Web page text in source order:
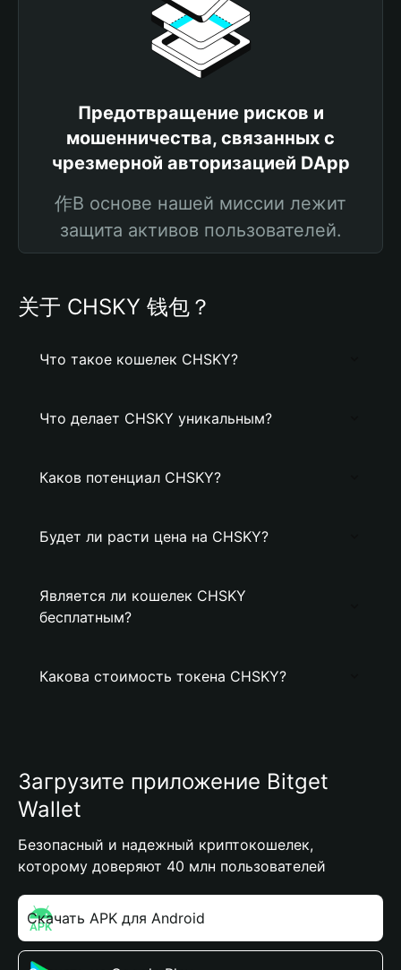
Предотвращение рисков и
мошенничества, связанных с
чрезмерной авторизацией DApp
作В основе нашей миссии лежит
защита активов пользователей.
关于 CHSKY 钱包？
Что такое кошелек CHSKY?
Что делает CHSKY уникальным?
Каков потенциал CHSKY?
Будет ли расти цена на CHSKY?
Является ли кошелек CHSKY
бесплатным?
Какова стоимость токена CHSKY?
Загрузите приложение Bitget
Wallet
Безопасный и надежный криптокошелек,
которому доверяют 40 млн пользователей
Скачать APK для Android